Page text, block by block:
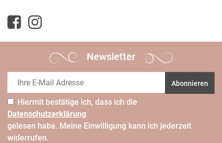
Newsletter
Abonnieren
Hiermit bestätige ich, dass ich die
Daten­schutz­erklärung
gelesen habe. Meine Einwilligung kann ich jederzeit
widerrufen.